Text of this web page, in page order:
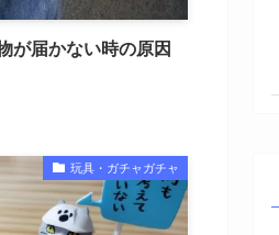
が届かない時の原因
玩具・ガチャガチャ